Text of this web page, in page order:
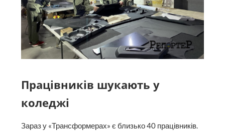
Працівників шукають у
коледжі
Зараз у «Трансформерах» є близько 40 працівників.